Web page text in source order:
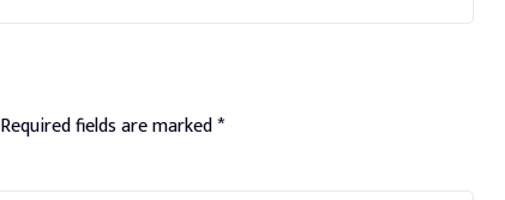
Required fields are marked*